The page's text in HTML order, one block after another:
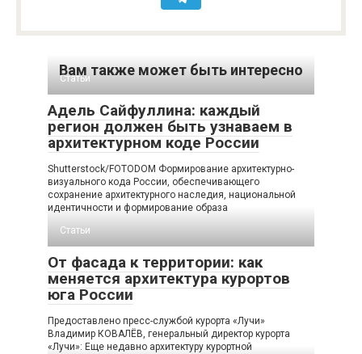
Вам также может быть интересно
Статьи
Адель Сайфуллина: каждый
регион должен быть узнаваем в
архитектурном коде России
Shutterstock/FOTODOM Формирование архитектурно-
визуального кода России, обеспечивающего
сохранение архитектурного наследия, национальной
идентичности и формирование образа
Статьи
От фасада к территории: как
меняется архитектура курортов
юга России
Предоставлено пресс-службой курорта «Лучи»
Владимир КОВАЛЁВ, генеральный директор курорта
«Лучи»: Еще недавно архитектуру курортной